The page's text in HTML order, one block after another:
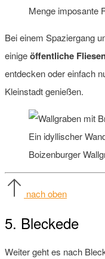
Menge imposante
Bei einem Spaziergang
einigeöffentliche
entdecken oder einfach
Kleinstadt genießen.
Ein idyllischer
Boizenburger
nach oben
5. Bleckede
Weiter geht es nach